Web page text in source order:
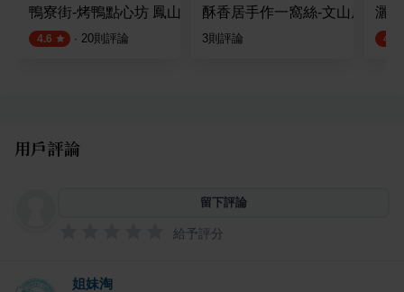
鴨寮街-烤鴨點心坊 鳳山一號店
4.6 · 20則評論
酥香居手作一窩絲-文山店
3則評論
灑
4.5
用戶評論
留下評論
給予評分
姐妹淘